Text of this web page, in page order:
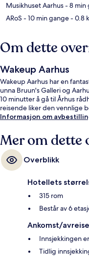
Musikhuset Aarhus- 8 min
ARoS - 10 min gange- 0.8
Om dette
Wakeup Aarhus
Wakeup Aarhus har en
unna Bruun's Galleri og
10 minutter å gå til Århus
reisende liker den vennlige
Informasjon om
Mer om dette
Overblikk
Hotellets
315 rom
Består av 6
Ankomst/avreise
Innsjekkingen
Tidlig